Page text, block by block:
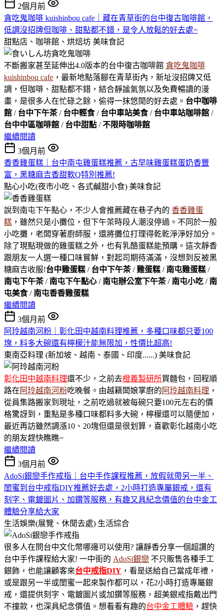
2個月前
貪吃鬼咖啡 kuishinbou cafe｜藏在青草街的台中復古咖啡館，
低調沒招牌但咖啡、甜點都不錯，是令人放鬆的好去處~
甜點店、咖啡館、烘焙坊 美味食記
不斷搬家甚至延伸出4.0版本的台中復古咖啡館 貪吃鬼咖啡
kuishinbou cafe ，最新地點落腳在青草街內，新址沒招牌又低
調，但咖啡、甜點都不錯，結合靜謐氣氛以及免費暢讀的漫
畫，是很多人在忙碌之餘，偷得一抹悠閒的好去處。 台中咖啡
館 / 台中下午茶/ 台中輕食/ 台中車站美食/ 台中車站咖啡館 /
台中中區咖啡館 / 台中甜點 /不限時咖啡館
繼續閱讀
3個月前
香香雞蛋糕｜台中南屯雞蛋糕推薦，古早味雞蛋糕蛋奶香豐
富，黑糖麻吉香甜軟Q特別推薦!
點心小吃(夜市小吃、各式鹹甜小食) 美味食記
說到南屯下午點心，不少人會推薦藏在巷子內的 香香雞蛋
糕 ，雖然只是小攤位，但下午茶時段人潮沒停過。不同於一般
小吃攤，老闆穿著廚師服，還將攤位打理得乾乾淨淨好加分。
除了現點現做的雞蛋糕之外，也有乳酪蛋糕能預購。這次靜香
跟朋友一人選一種口味嘗鮮，對起司期待滿滿，沒想到反被黑
糖麻吉收服!台中雞蛋糕 / 台中下午茶/雞蛋糕 / 南屯雞蛋糕 /
南屯下午茶/ 南屯下午點心 / 南屯辦公室下午茶/ 南屯小吃 / 南
屯美食/ 南屯香香雞蛋糕
繼續閱讀
3個月前
阿玲越南河粉｜彰化田中越南料理推薦，多種口味都只要100
塊，料多大碗還有檸檬汁能無限加，性價比超高!
東南亞料理 (新加坡、越南、泰國、印度......) 美味食記
彰化田中越南料理還不少，之前去橙義製研所買麵包，回程順
路在 阿玲越南河粉吃晚餐。由越籍闆娘掌廚的 阿玲越南料理 ，
從員集路搬家到現址，之前吃過就被每碗只要100元左右的價
格驚訝到，重點是多種口味都料多大碗，檸檬還可以隨便加，
最近再訪雖然調漲10、20塊但還是很划算，喜歡彰化越南小吃
的朋友趕快瞧瞧~
繼續閱讀
3個月前
AdoSi銀戀手作戒指｜台中手作課程推薦，放假就帶另一半、
閨蜜到台中戒指DIY推薦好去處，2小時打造專屬銀戒，還有
刻字、電鍍圖片、加鑽等服務，有趣又具紀念價值的台中金工
體驗分享給大家
生活娛樂(展覽、休閒去處) 生活綜合
很多人在問台中文化幣哪邊可以使用? 讓靜香分享一個超讚的
台中手作課程給大家! 一中街的 AdoSi銀戀 不只販售各種手工
銀飾，也能讓顧客來台中戒指DIY ，看是送給自己當成年禮，
或是跟另一半或閨蜜一起來製作都可以，花2小時打造專屬銀
戒，還提供刻字、電鍍圖片或加鑽等服務，超美銀戒指戴出門
不撞款，也深具紀念價值。想看看有趣的台中金工體驗 ，趕快